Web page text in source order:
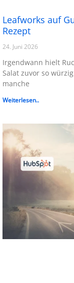
Leafworks auf
Rezept
24. Juni 2026
Irgendwann hielt
Salat zuvor so
manche
Weiterlesen..